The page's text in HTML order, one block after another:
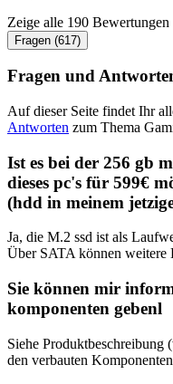
Zeige alle 190 Bewertungen
Fragen (617)
Fragen und
Auf dieser Seite findet Ihr
Antworten zum Thema
Ist es bei der 256 gb
dieses pc's für 599€
(hdd in meinem
Ja, die M.2 ssd ist als
Über SATA können weitere
Sie können mir
komponenten gebenl
Siehe Produktbeschreibung
den verbauten